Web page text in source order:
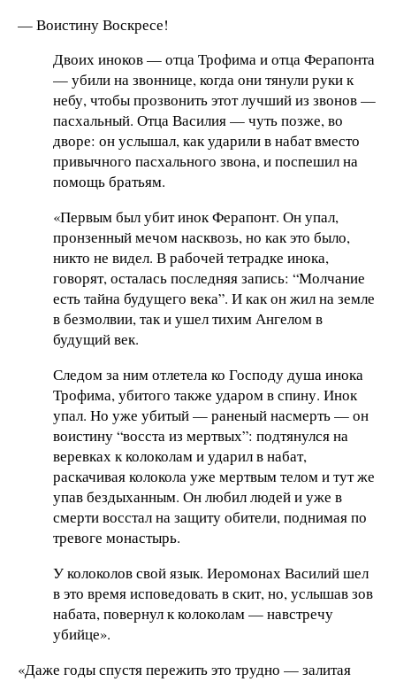
— Воистину Воскресе!
Двоих иноков — отца Трофима и отца Ферапонта
— убили на звоннице, когда они тянули руки к
небу, чтобы прозвонить этот лучший из звонов —
пасхальный. Отца Василия — чуть позже, во
дворе: он услышал, как ударили в набат вместо
привычного пасхального звона, и поспешил на
помощь братьям.
«Первым был убит инок Ферапонт. Он упал,
пронзенный мечом насквозь, но как это было,
никто не видел. В рабочей тетрадке инока,
говорят, осталась последняя запись: “Молчание
есть тайна будущего века”. И как он жил на земле
в безмолвии, так и ушел тихим Ангелом в
будущий век.
Следом за ним отлетела ко Господу душа инока
Трофима, убитого также ударом в спину. Инок
упал. Но уже убитый — раненый насмерть — он
воистину “восста из мертвых”: подтянулся на
веревках к колоколам и ударил в набат,
раскачивая колокола уже мертвым телом и тут же
упав бездыханным. Он любил людей и уже в
смерти восстал на защиту обители, поднимая по
тревоге монастырь.
У колоколов свой язык. Иеромонах Василий шел
в это время исповедовать в скит, но, услышав зов
набата, повернул к колоколам — навстречу
убийце».
«Даже годы спустя пережить это трудно — залитая